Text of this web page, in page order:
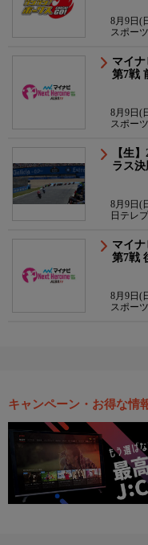
8月9日(
スポー
マイ
第7戦
8月9日(
スポー
【生
ラス決
8月9日(
日テレ
マイ
第7戦
8月9日(
スポー
キャンペーン・お得な情